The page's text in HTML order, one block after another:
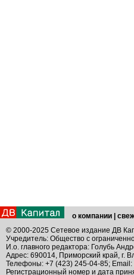
о компании
© 2000-2025 Сетевое издание ДВ
Учредитель: Общество с
И.о. главного редактора: Голубь
Адрес: 690014, Приморский край, г.
Телефоны: +7 (423) 245-04-85; Email:
Регистрационный номер и дата